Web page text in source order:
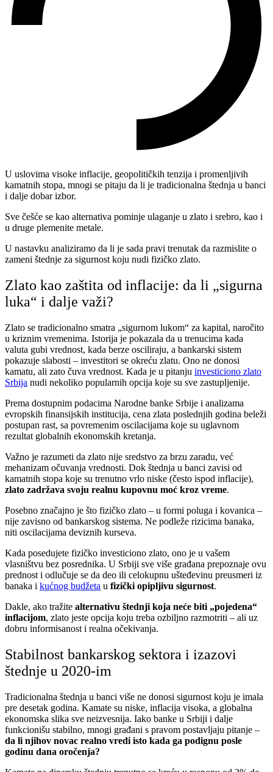
U uslovima visoke inflacije, geopolitičkih tenzija i promenljivih
kamatnih stopa, mnogi se pitaju da li je tradicionalna štednja u banci
i dalje dobar izbor.
Sve češće se kao alternativa pominje ulaganje u zlato i srebro, kao i
u druge plemenite metale.
U nastavku analiziramo da li je sada pravi trenutak da razmislite o
zameni štednje za sigurnost koju nudi fizičko zlato.
Zlato kao zaštita od inflacije: da li „sigurna
luka“ i dalje važi?
Zlato se tradicionalno smatra „sigurnom lukom“ za kapital, naročito
u kriznim vremenima. Istorija je pokazala da u trenucima kada
valuta gubi vrednost, kada berze osciliraju, a bankarski sistem
pokazuje slabosti – investitori se okreću zlatu. Ono ne donosi
kamatu, ali zato čuva vrednost. Kada je u pitanju investiciono zlato
Srbija nudi nekoliko popularnih opcija koje su sve zastupljenije.
Prema dostupnim podacima Narodne banke Srbije i analizama
evropskih finansijskih institucija, cena zlata poslednjih godina beleži
postupan rast, sa povremenim oscilacijama koje su uglavnom
rezultat globalnih ekonomskih kretanja.
Važno je razumeti da zlato nije sredstvo za brzu zaradu, već
mehanizam očuvanja vrednosti. Dok štednja u banci zavisi od
kamatnih stopa koje su trenutno vrlo niske (često ispod inflacije),
zlato zadržava svoju realnu kupovnu moć kroz vreme.
Posebno značajno je što fizičko zlato – u formi poluga i kovanica –
nije zavisno od bankarskog sistema. Ne podleže rizicima banaka,
niti oscilacijama deviznih kurseva.
Kada posedujete fizičko investiciono zlato, ono je u vašem
vlasništvu bez posrednika. U Srbiji sve više građana prepoznaje ovu
prednost i odlučuje se da deo ili celokupnu ušteđevinu preusmeri iz
banaka i kućnog budžeta u fizički opipljivu sigurnost.
Dakle, ako tražite alternativu štednji koja neće biti „pojedena“
inflacijom, zlato jeste opcija koju treba ozbiljno razmotriti – ali uz
dobru informisanost i realna očekivanja.
Stabilnost bankarskog sektora i izazovi
štednje u 2020-im
Tradicionalna štednja u banci više ne donosi sigurnost koju je imala
pre desetak godina. Kamate su niske, inflacija visoka, a globalna
ekonomska slika sve neizvesnija. Iako banke u Srbiji i dalje
funkcionišu stabilno, mnogi građani s pravom postavljaju pitanje –
da li njihov novac realno vredi isto kada ga podignu posle
godinu dana oročenja?